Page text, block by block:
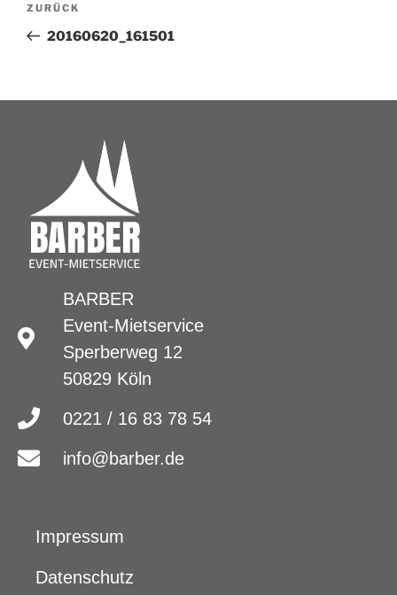
ZURÜCK
20160620_161501
BARBER
Event-Mietservice
Sperberweg 12
50829 Köln
0221 / 16 83 78 54
info@barber.de
Impressum
Datenschutz